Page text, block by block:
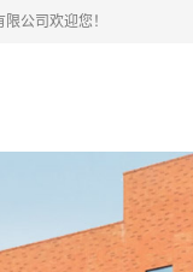
公司欢迎您！